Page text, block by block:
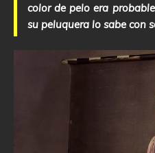
color de pelo era
su peluquera lo sabe con